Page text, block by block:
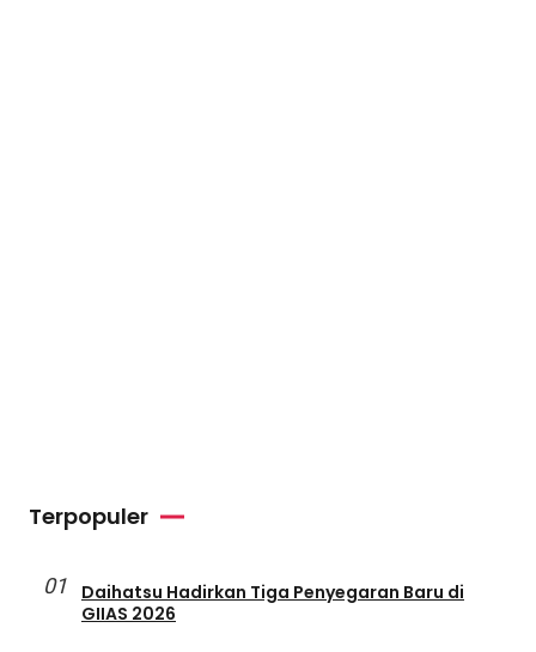
Terpopuler
01
Daihatsu Hadirkan Tiga Penyegaran Baru di
GIIAS 2026